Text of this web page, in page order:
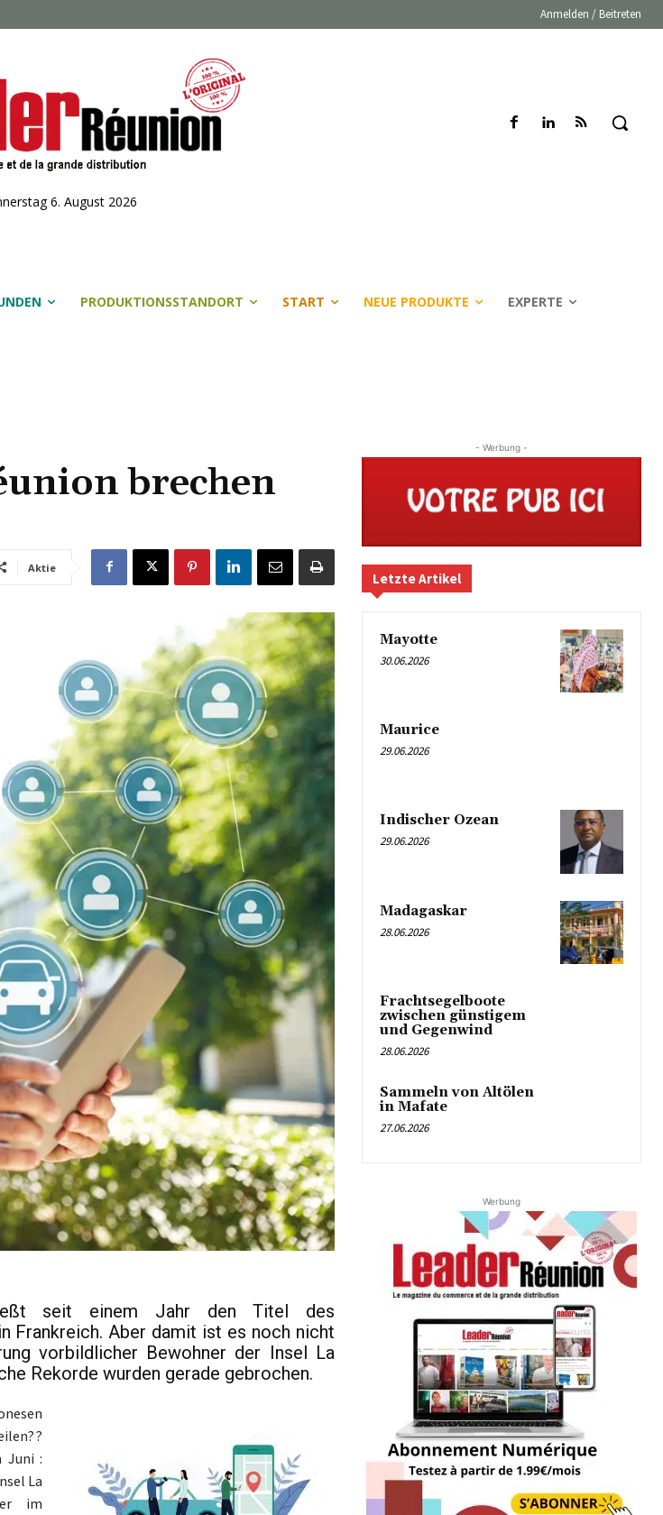
Anmelden / Beitreten
6. August 2026
PRODUKTIONSSTANDORT START NEUE PRODUKTE EXPERTE
brechen
Aktie
seit einem Jahr den Titel des
Frankreich. Aber damit ist es noch nicht
vorbildlicher Bewohner der Insel La
Rekorde wurden gerade gebrochen.
?
Juni :
La
im
- Werbung -
Letzte Artikel
Mayotte
30.06.2026
Maurice
29.06.2026
Indischer Ozean
29.06.2026
Madagaskar
28.06.2026
Frachtsegelboote
zwischen günstigem
und Gegenwind
28.06.2026
Sammeln von Altölen
in Mafate
27.06.2026
Werbung